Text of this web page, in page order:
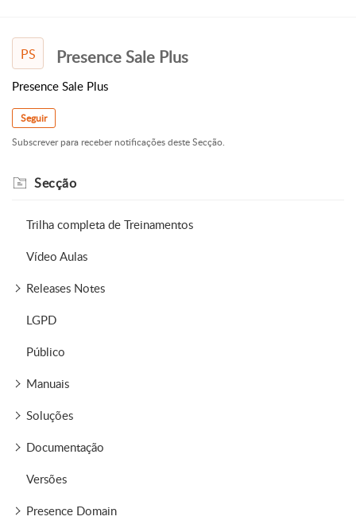
PS Presence Sale Plus
Presence Sale Plus
Seguir
Subscrever para receber notificações deste Secção.
Secção
Trilha completa de Treinamentos
Vídeo Aulas
Releases Notes
LGPD
Público
Manuais
Soluções
Documentação
Versões
Presence Domain